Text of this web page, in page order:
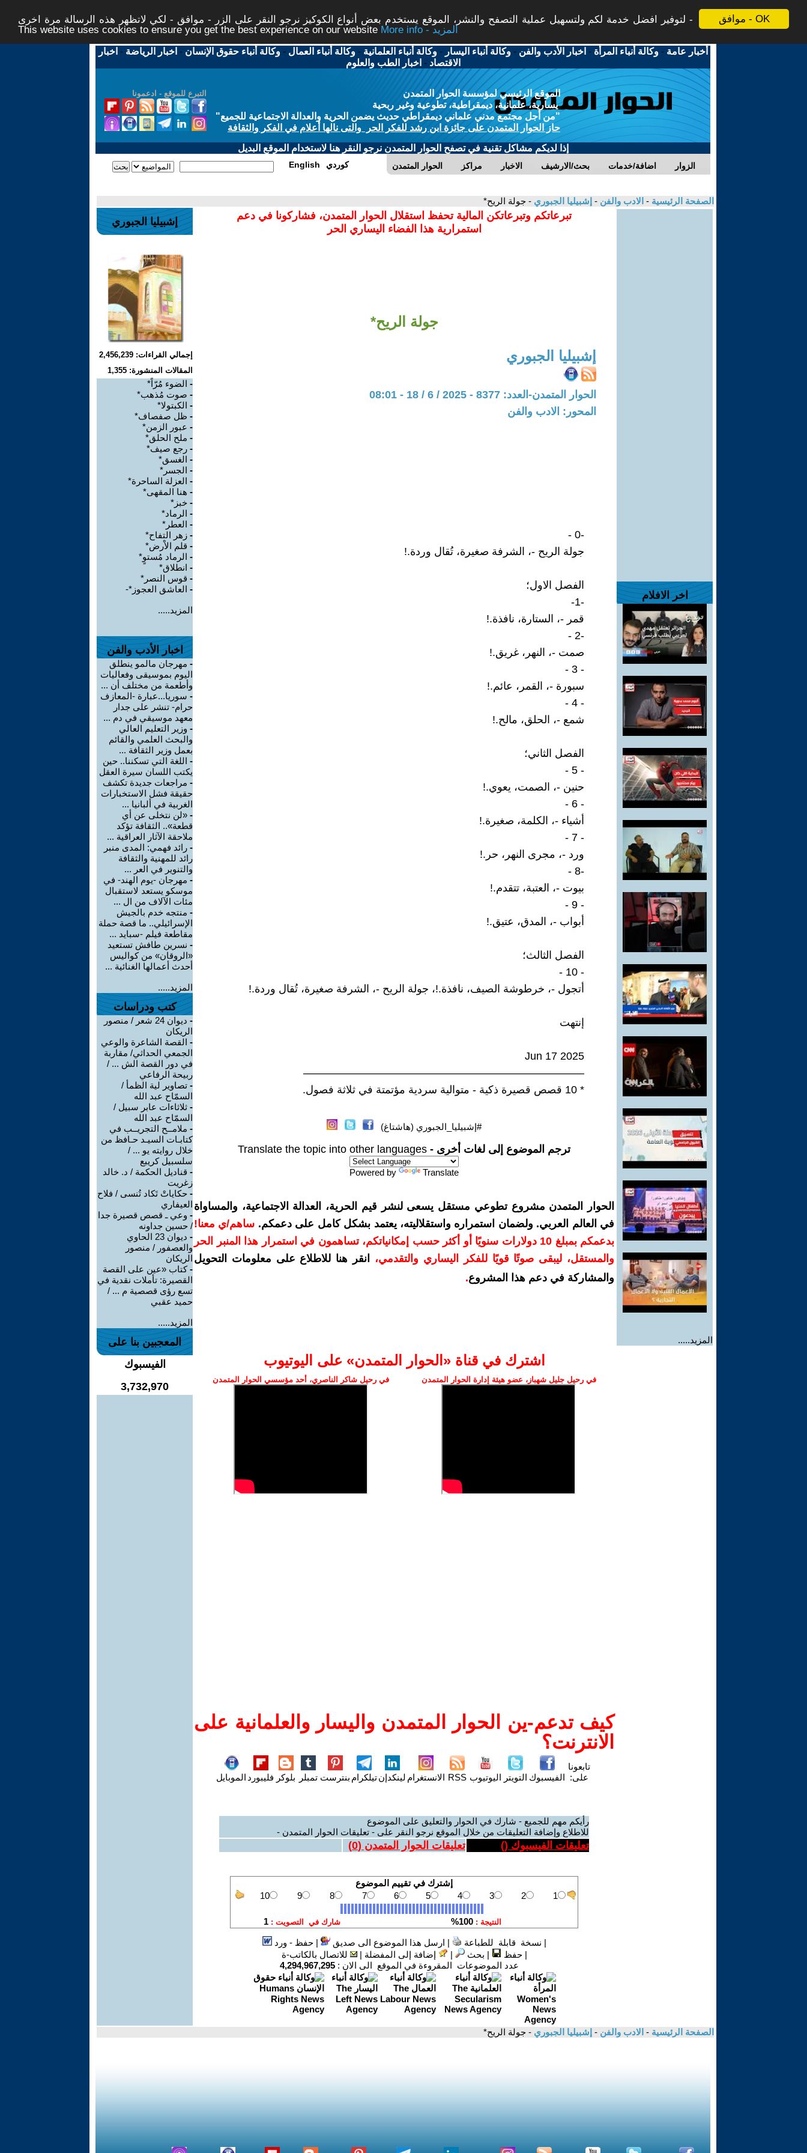
موافق - OK
لتوفير افضل خدمة لكم ولتسهيل عملية التصفح والنشر، الموقع يستخدم بعض أنواع الكوكيز نرجو النقر على الزر - موافق - لكي لاتظهر هذه الرسالة مرة اخرى -
This website uses cookies to ensure you get the best experience on our website
More info - المزيد
أخبار عامة -وكالة أنباء المرأة - اخبار الأدب والفن -وكالة أنباء اليسار -وكالة أنباء العلمانية -وكالة أنباء العمال -وكالة أنباء حقوق الإنسان - اخبار الرياضة - اخبار
الاقتصاد - اخبار الطب والعلوم
التبرع للموقع - ادعمونا
الموقع الرئيسي لمؤسسة الحوار المتمدن
يسارية، علمانية، ديمقراطية، تطوعية وغير ربحية
"من أجل مجتمع مدني علماني ديمقراطي حديث يضمن الحرية والعدالة الاجتماعية للجميع"
حاز الحوار المتمدن على جائزة ابن رشد للفكر الحر والتى نالها أعلام في الفكر والثقافة
إذا لديكم مشاكل تقنية في تصفح الحوار المتمدن نرجو النقر هنا لاستخدام الموقع البديل
الحوار المتمدن مراكز الاخبار بحث/الارشيف اضافة/خدمات الزوار English كوردي
الصفحة الرئيسية - الادب والفن - إشبيليا الجبوري - جولة الريح*
اخر الافلام
المزيد.....
تبرعاتكم وتبرعاتكن المالية تحفظ استقلال الحوار المتمدن، فشاركونا في دعم
استمرارية هذا الفضاء اليساري الحر
جولة الريح*
إشبيليا الجبوري
الحوار المتمدن-العدد: 8377 - 2025 / 6 / 18 - 08:01
المحور: الادب والفن
-0 -
جولة الريح -، الشرفة صغيرة، تُقال وردة.!
الفصل الاول؛
-1-
قمر -، الستارة، نافذة.!
-2 -
صمت -، النهر، غريق.!
- 3 -
سبورة -، القمر، عائم.!
- 4 -
شمع -، الحلق، مالح.!
الفصل الثاني؛
- 5 -
حنين -، الصمت، يعوي.!
- 6 -
أشياء -، الكلمة، صغيرة.!
- 7 -
ورد -، مجرى النهر، حر.!
-8 -
بيوت -، العتبة، تتقدم.!
- 9 -
أبواب -، المدق، عتيق.!
الفصل الثالث؛
- 10 -
أتجول -، خرطوشة الصيف، نافذة.!، جولة الريح -، الشرفة صغيرة، تُقال وردة.!
إنتهت
Jun 17 2025
——————————————————————————
* 10 قصص قصيرة ذكية - متوالية سردية مؤتمتة في ثلاثة فصول.
#إشبيليا_الجبوري (هاشتاغ)
ترجم الموضوع إلى لغات أخرى - Translate the topic into other languages
Powered by Translate
الحوار المتمدن مشروع تطوعي مستقل يسعى لنشر قيم الحرية، العدالة الاجتماعية، والمساواة
في العالم العربي. ولضمان استمراره واستقلاليته، يعتمد بشكل كامل على دعمكم. ساهم/ي معنا!
بدعمكم بمبلغ 10 دولارات سنويًا أو أكثر حسب إمكانياتكم، تساهمون في استمرار هذا المنبر الحر
والمستقل، ليبقى صوتًا قويًا للفكر اليساري والتقدمي،
انقر هنا للاطلاع على معلومات التحويل
والمشاركة في دعم هذا المشروع.
اشترك في قناة ‫«الحوار المتمدن» على اليوتيوب
في رحيل جليل شهباز، عضو هيئة إدارة الحوار المتمدن في رحيل شاكر الناصري، أحد مؤسسي الحوار المتمدن
كيف تدعم-ين الحوار المتمدن واليسار والعلمانية على
الانترنت؟
تابعونا
على: الفيسبوك التويتر اليوتيوب RSS الانستغرام لينكدإنتيلكرام بنترست تمبلر بلوكر فليبورد الموبايل
رأيكم مهم للجميع - شارك في الحوار والتعليق على الموضوع
للاطلاع وإضافة التعليقات من خلال الموقع نرجو النقر على - تعليقات الحوار المتمدن -
تعليقات الفيسبوك () تعليقات الحوار المتمدن (0
)
| نسخة قابلة للطباعة | ارسل هذا الموضوع الى صديق |حفظ - ورد
|حفظ | بحث | إضافة إلى المفضلة |
للاتصال بالكاتب-ة
عدد الموضوعات المقروءة في الموقع الى الان : 4,294,967,295
إشبيليا الجبوري
إجمالي القراءات: 2,456,239
المقالات المنشورة: 1,355
- الضوء مُرّاً*
- صوت مُذهب*
- الكبتولا*
- ظل صفصاف*
- عبور الزمن*
- ملح الحلق*
- رجع صيف*
- الغسق*
- الجسر*
- العزلة الساحرة*
- هنا المقهى*
- خبز*
- الرماد*
- العطر*
- زهر التفاح*
- قلم الاْرض*
- الرماد مُستوٍ*
- انطلاق*
- قوس النصر*
- العاشق العجوز*-
المزيد.....
اخبار الأدب والفن
- مهرجان مالمو ينطلق
اليوم بموسيقى وفعاليات
وأطعمة من مختلف أن ...
- سوريا...عبارة -المعازف
حرام- تنشر على جدار
معهد موسيقي في دم ...
- وزير التعليم العالي
والبحث العلمي والقائم
بعمل وزير الثقافة ...
- اللغة التي تسكننا.. حين
يكتب اللسان سيرة العقل
- مراجعات جديدة تكشف
حقيقة فشل الاستخبارات
الغربية في ألبانيا ...
- «لن نتخلى عن أي
قطعة».. الثقافة تؤكد
ملاحقة الآثار العراقية ...
- رائد فهمي: المدى منبر
رائد للمهنية والثقافة
والتنوير في العر ...
- مهرجان -يوم الهند- في
موسكو يستعد لاستقبال
مئات الآلاف من ال ...
- منتجه خدم بالجيش
الإسرائيلي.. ما قصة حملة
مقاطعة فيلم -سبايد ...
- نسرين طافش تستعيد
«الروقان» من كواليس
أحدث أعمالها الغنائية ...
المزيد.....
كتب ودراسات
-
ديوان 24 شعر / منصور
الريكان
- القصة الشاعرة والوعي
الجمعي الحداثي/ مقاربة
في دور القصة الش ... /
ربيحة الرفاعي
- تصاوير لية الظمأ /
السمّاح عبد الله
- ثلاثاءات عابر سبيل /
السمّاح عبد الله
- ملامــح التجريــب في
كتابـات السيـد حـافظ من
خلال روايته يو ... /
سلسبيل كريبع
- قناديل الحكمة / د. خالد
زغريت
- حكاياتْ تَكاد تُنسى / فلاح
العيفاري
- وعي ـ قصص قصيرة جدا
/ حسين جداونه
-
ديوان 23 الحاوي
والعصفور / منصور
الريكان
-كتاب «عين على القصة
القصيرة: تأملات نقدية في
تسع رؤى قصصية م ... /
حميد عقبي
المزيد.....
المعجبين بنا على
الفيسبوك
3,732,970
الصفحة الرئيسية - الادب والفن - إشبيليا الجبوري - جولة الريح*